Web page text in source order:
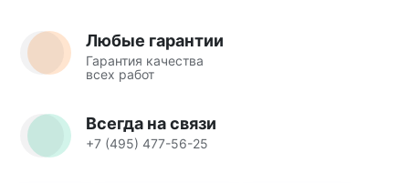
Любые гарантии
Гарантия качества
всех работ
Всегда на связи
+7 (495) 477-56-25